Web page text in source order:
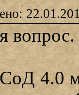
вопрос.
4.0